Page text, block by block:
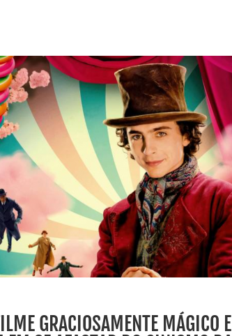
GRACIOSAMENTE MÁGICO E